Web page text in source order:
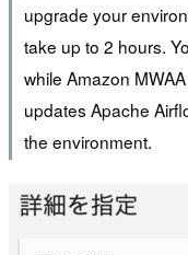
upgrade your
take up to 2 hours.
while Amazon
updates Apache
the environment.